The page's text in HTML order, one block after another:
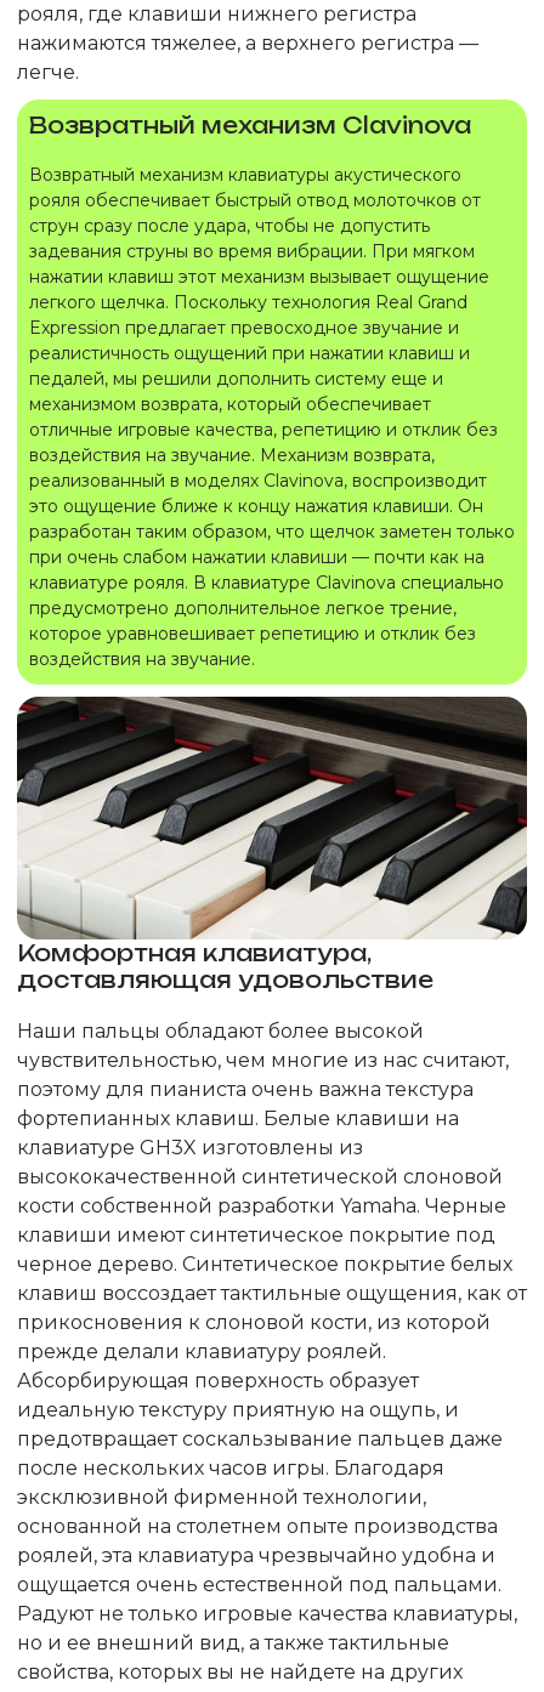
рояля, где клавиши нижнего регистра
нажимаются тяжелее, а верхнего регистра —
легче.
Возвратный механизм Clavinova
Возвратный механизм клавиатуры акустического
рояля обеспечивает быстрый отвод молоточков от
струн сразу после удара, чтобы не допустить
задевания струны во время вибрации. При мягком
нажатии клавиш этот механизм вызывает ощущение
легкого щелчка. Поскольку технология Real Grand
Expression предлагает превосходное звучание и
реалистичность ощущений при нажатии клавиш и
педалей, мы решили дополнить систему еще и
механизмом возврата, который обеспечивает
отличные игровые качества, репетицию и отклик без
воздействия на звучание. Механизм возврата,
реализованный в моделях Clavinova, воспроизводит
это ощущение ближе к концу нажатия клавиши. Он
разработан таким образом, что щелчок заметен только
при очень слабом нажатии клавиши — почти как на
клавиатуре рояля. В клавиатуре Clavinova специально
предусмотрено дополнительное легкое трение,
которое уравновешивает репетицию и отклик без
воздействия на звучание.
Комфортная клавиатура,
доставляющая удовольствие
Наши пальцы обладают более высокой
чувствительностью, чем многие из нас считают,
поэтому для пианиста очень важна текстура
фортепианных клавиш. Белые клавиши на
клавиатуре GH3X изготовлены из
высококачественной синтетической слоновой
кости собственной разработки Yamaha. Черные
клавиши имеют синтетическое покрытие под
черное дерево. Синтетическое покрытие белых
клавиш воссоздает тактильные ощущения, как от
прикосновения к слоновой кости, из которой
прежде делали клавиатуру роялей.
Абсорбирующая поверхность образует
идеальную текстуру приятную на ощупь, и
предотвращает соскальзывание пальцев даже
после нескольких часов игры. Благодаря
эксклюзивной фирменной технологии,
основанной на столетнем опыте производства
роялей, эта клавиатура чрезвычайно удобна и
ощущается очень естественной под пальцами.
Радуют не только игровые качества клавиатуры,
но и ее внешний вид, а также тактильные
свойства, которых вы не найдете на других